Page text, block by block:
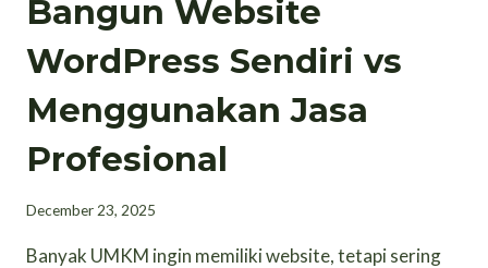
Bangun Website
WordPress Sendiri vs
Menggunakan Jasa
Profesional
December 23, 2025
Banyak UMKM ingin memiliki website, tetapi sering